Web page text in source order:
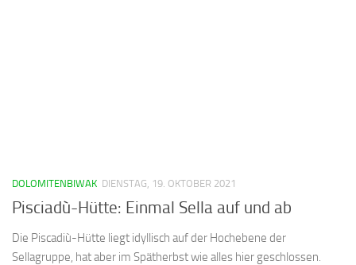
DOLOMITENBIWAK DIENSTAG, 19. OKTOBER 2021
Pisciadù-Hütte: Einmal Sella auf und ab
Die Piscadiù-Hütte liegt idyllisch auf der Hochebene der
Sellagruppe, hat aber im Spätherbst wie alles hier geschlossen.